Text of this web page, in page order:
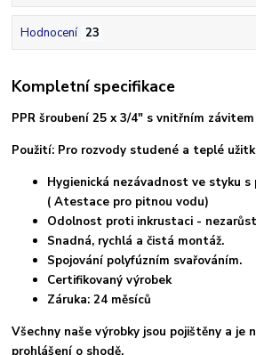
Hodnocení 23
Kompletní specifikace
PPR šroubení 25 x 3/4" s vnitřním závitem
Použití: Pro rozvody studené a teplé
Hygienická nezávadnost ve styku s
( Atestace pro pitnou vodu)
Odolnost proti inkrustaci -
Snadná, rychlá a čistá montáž.
Spojování polyfúzním svařováním.
Certifikovaný výrobek
Záruka: 24 měsíců
Všechny naše výrobky jsou pojištěny a je
prohlášení o shodě.